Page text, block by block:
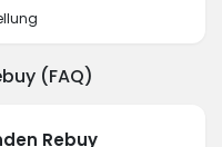
(FAQ)
Rebuy